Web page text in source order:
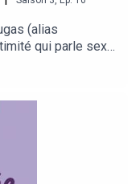
(alias
qui parle sexo
Rythmées par les
du jeu Parlons Q,